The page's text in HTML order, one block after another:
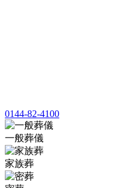
0144-82-4100
一般葬儀
家族葬